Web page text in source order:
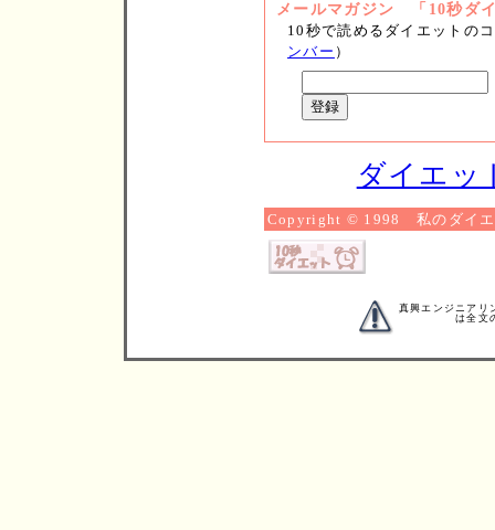
メールマガジン 「10秒ダ
10秒で読めるダイエットの
ンバー ）
ダイエッ
Copyright © 1998 私のダイ
真興エンジニアリ
は全文